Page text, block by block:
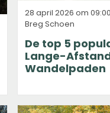
28 april 2026 om 09:00
Breg Schoen
De top 5
Lange-
Wandelpaden